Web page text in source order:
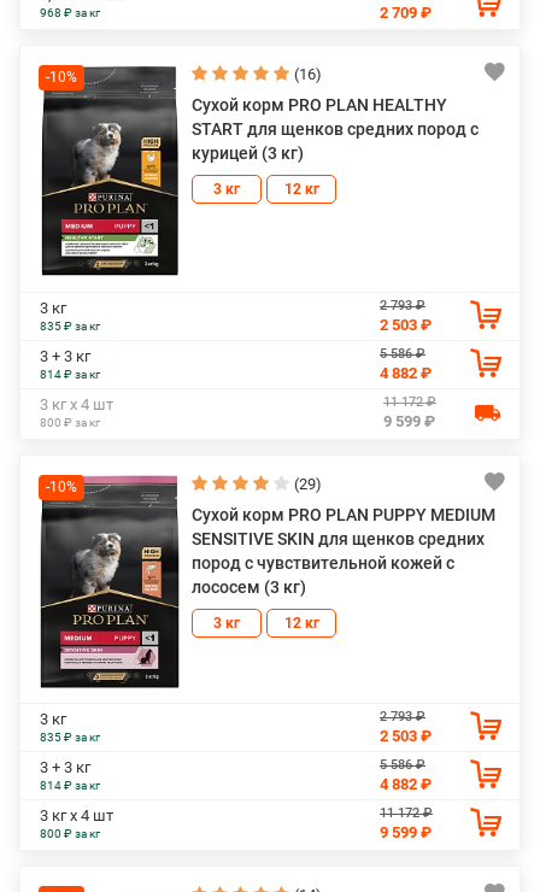
968 ₽ за кг 2 709 ₽
-10% (16)
Сухой корм PRO PLAN HEALTHY
START для щенков средних пород с
курицей (3 кг)
3 кг 12 кг
3 кг
835 ₽ за кг
2 793 ₽
2 503 ₽
3 + 3 кг
814 ₽ за кг
5 586 ₽
4 882 ₽
3 кг х 4 шт
800 ₽ за кг
11 172 ₽
9 599 ₽
-10% (29)
Сухой корм PRO PLAN PUPPY MEDIUM
SENSITIVE SKIN для щенков средних
пород с чувствительной кожей с
лососем (3 кг)
3 кг 12 кг
3 кг
835 ₽ за кг
2 793 ₽
2 503 ₽
3 + 3 кг
814 ₽ за кг
5 586 ₽
4 882 ₽
3 кг х 4 шт
800 ₽ за кг
11 172 ₽
9 599 ₽